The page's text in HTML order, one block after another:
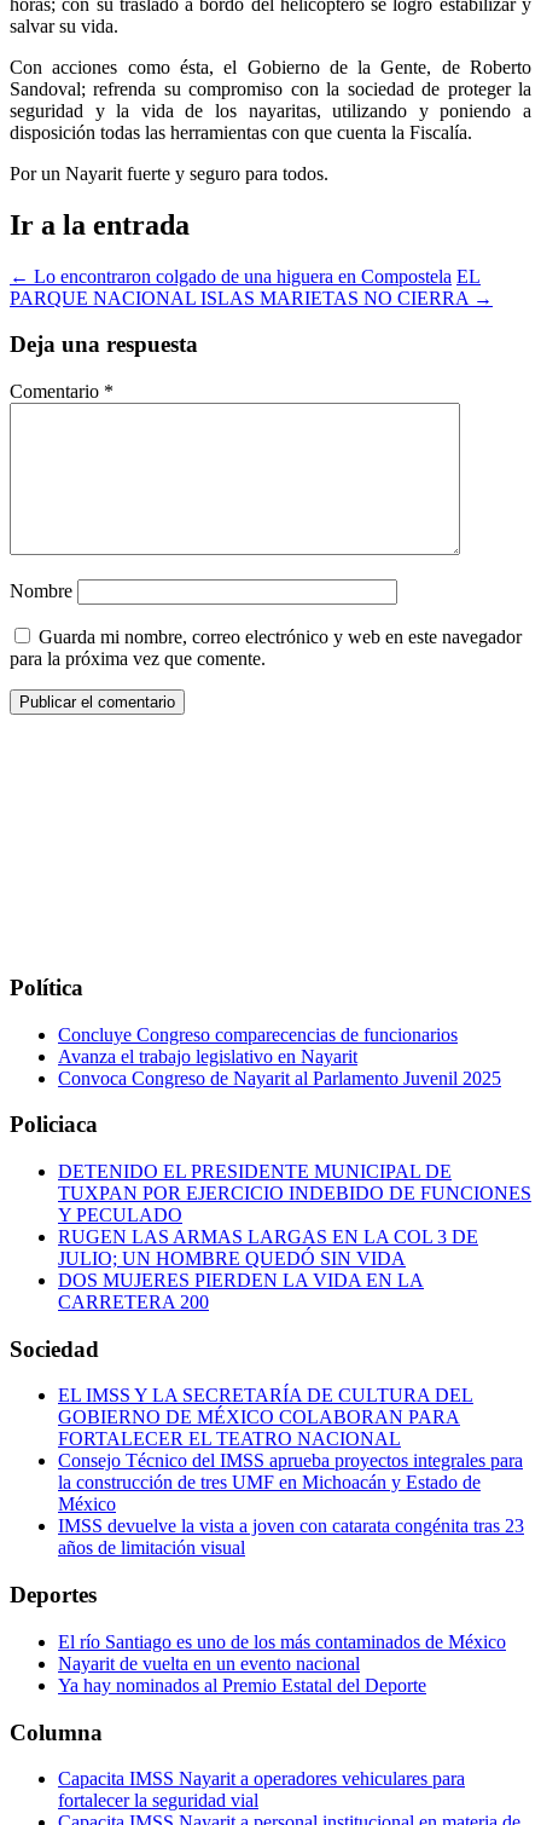
salvar su vida.
Con acciones como ésta, el Gobierno de la Gente, de Roberto
Sandoval; refrenda su compromiso con la sociedad de proteger la
seguridad y la vida de los nayaritas, utilizando y poniendo a
disposición todas las herramientas con que cuenta la Fiscalía.
Por un Nayarit fuerte y seguro para todos.
Ir a la entrada
← Lo encontraron colgado de una higuera en Compostela EL
PARQUE NACIONAL ISLAS MARIETAS NO CIERRA →
Deja una respuesta
Comentario *
Nombre
Guarda mi nombre, correo electrónico y web en este navegador
para la próxima vez que comente.
Política
Concluye Congreso comparecencias de funcionarios
Avanza el trabajo legislativo en Nayarit
Convoca Congreso de Nayarit al Parlamento Juvenil 2025
Policiaca
DETENIDO EL PRESIDENTE MUNICIPAL DE
TUXPAN POR EJERCICIO INDEBIDO DE FUNCIONES
Y PECULADO
RUGEN LAS ARMAS LARGAS EN LA COL 3 DE
JULIO; UN HOMBRE QUEDÓ SIN VIDA
DOS MUJERES PIERDEN LA VIDA EN LA
CARRETERA 200
Sociedad
EL IMSS Y LA SECRETARÍA DE CULTURA DEL
GOBIERNO DE MÉXICO COLABORAN PARA
FORTALECER EL TEATRO NACIONAL
Consejo Técnico del IMSS aprueba proyectos integrales para
la construcción de tres UMF en Michoacán y Estado de
México
IMSS devuelve la vista a joven con catarata congénita tras 23
años de limitación visual
Deportes
El río Santiago es uno de los más contaminados de México
Nayarit de vuelta en un evento nacional
Ya hay nominados al Premio Estatal del Deporte
Columna
Capacita IMSS Nayarit a operadores vehiculares para
fortalecer la seguridad vial